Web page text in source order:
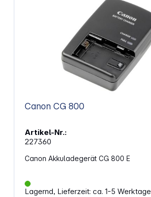
Canon CG 800
Artikel-Nr.:
227360
Canon Akkuladegerät CG 800 E
Lagernd, Lieferzeit: ca. 1-5 Werktage